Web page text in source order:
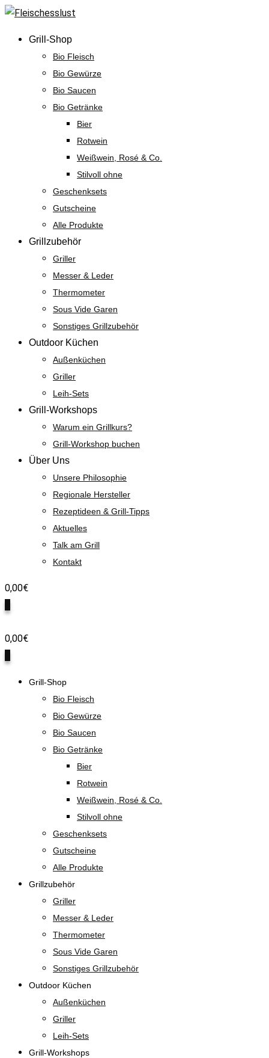
Skip
content
Grill-Shop
Bio Fleisch
Bio Gewürze
Bio Saucen
Bio Getränke
Bier
Rotwein
Weißwein, Rosé & Co.
Stilvoll ohne
Geschenksets
Gutscheine
Alle Produkte
Grillzubehör
Griller
Messer & Leder
Thermometer
Sous Vide Garen
Sonstiges Grillzubehör
Outdoor Küchen
Außenküchen
Griller
Leih-Sets
Grill-Workshops
Warum ein Grillkurs?
Grill-Workshop buchen
Über Uns
Unsere Philosophie
Regionale Hersteller
Rezeptideen & Grill-Tipps
Aktuelles
Talk am Grill
Kontakt
0,00€
0,00€
Grill-Shop
Bio Fleisch
Bio Gewürze
Bio Saucen
Bio Getränke
Bier
Rotwein
Weißwein, Rosé & Co.
Stilvoll ohne
Geschenksets
Gutscheine
Alle Produkte
Grillzubehör
Griller
Messer & Leder
Thermometer
Sous Vide Garen
Sonstiges Grillzubehör
Outdoor Küchen
Außenküchen
Griller
Leih-Sets
Grill-Workshops